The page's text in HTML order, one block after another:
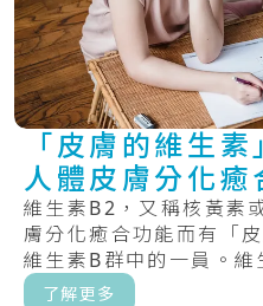
「皮膚的維生
人體皮膚分化癒
維生素B2，又稱核黃素
膚分化癒合功能而有「
維生素B群中的一員。
維.....
了解更多